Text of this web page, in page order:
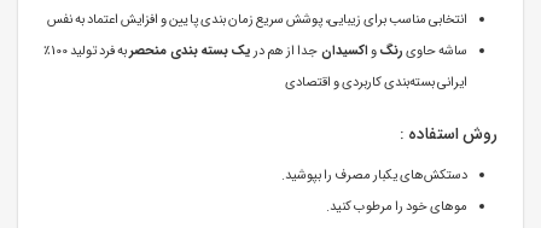
انتخابی مناسب برای زیبایی، پوشش سریع زمان بندی پایین و افزایش اعتماد به نفس
ساشه حاویرنگواکسیدانجدا از هم دریک بسته بندی منحصر
به فرد تولید 100٪
ایرانی بسته‌بندی کاربردی و اقتصادی
روش استفاده :
دستکش‌های یکبار مصرف را بپوشید.
موهای خود را مرطوب کنید.